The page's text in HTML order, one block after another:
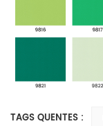
TAGS QUENTES :